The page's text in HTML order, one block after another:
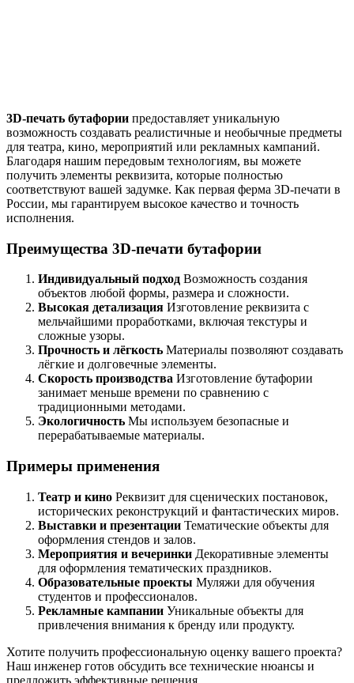
3D-печать бутафории предоставляет уникальную
возможность создавать реалистичные и необычные предметы
для театра, кино, мероприятий или рекламных кампаний.
Благодаря нашим передовым технологиям, вы можете
получить элементы реквизита, которые полностью
соответствуют вашей задумке. Как первая ферма 3D-печати в
России, мы гарантируем высокое качество и точность
исполнения.
Преимущества 3D-печати бутафории
Индивидуальный подход Возможность создания
объектов любой формы, размера и сложности.
Высокая детализация Изготовление реквизита с
мельчайшими проработками, включая текстуры и
сложные узоры.
Прочность и лёгкость Материалы позволяют создавать
лёгкие и долговечные элементы.
Скорость производства Изготовление бутафории
занимает меньше времени по сравнению с
традиционными методами.
Экологичность Мы используем безопасные и
перерабатываемые материалы.
Примеры применения
Театр и кино Реквизит для сценических постановок,
исторических реконструкций и фантастических миров.
Выставки и презентации Тематические объекты для
оформления стендов и залов.
Мероприятия и вечеринки Декоративные элементы
для оформления тематических праздников.
Образовательные проекты Муляжи для обучения
студентов и профессионалов.
Рекламные кампании Уникальные объекты для
привлечения внимания к бренду или продукту.
Хотите получить профессиональную оценку вашего проекта?
Наш инженер готов обсудить все технические нюансы и
предложить эффективные решения